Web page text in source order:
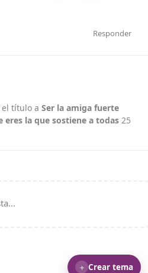
Responder
título a Ser la amiga fuerte
eres la que sostiene a todas 25
＋ Crear tema